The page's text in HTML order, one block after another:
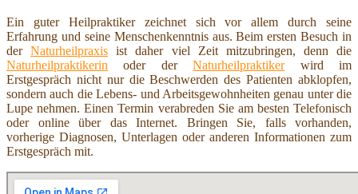
Ein guter Heilpraktiker zeichnet sich vor allem durch seine
Erfahrung und seine Menschenkenntnis aus. Beim ersten Besuch in
derNaturheilpraxis ist daher viel Zeit mitzubringen, denn die
Naturheilpraktikerin oder derNaturheilpraktikerwird im
Erstgespräch nicht nur die Beschwerden des Patienten abklopfen,
sondern auch die Lebens- und Arbeitsgewohnheiten genau unter die
Lupe nehmen. Einen Termin verabreden Sie am besten Telefonisch
oder online über das Internet. Bringen Sie, falls vorhanden,
vorherige Diagnosen, Unterlagen oder anderen Informationen zum
Erstgespräch mit.